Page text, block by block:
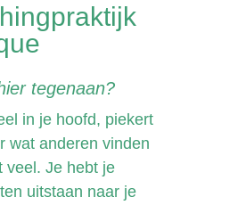
tegenaan?
in je hoofd, piekert
wat anderen vinden
veel. Je hebt je
uitstaan naar je